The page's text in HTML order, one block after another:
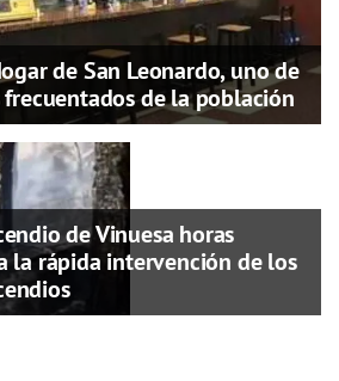
de San Leonardo, uno de
frecuentados de la población
de Vinuesa horas
la rápida intervención de los